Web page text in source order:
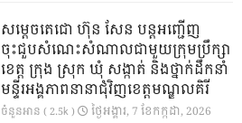
សម្តេចតេជោ ហ៊ុន សែន បន្តអញ្ជើញ
ចុះជួបសំណេះសំណាលជាមួយក្រុមប្រឹក្សា
ខេត្ត ក្រុង ស្រុក ឃុំ សង្កាត់ និងថ្នាក់ដឹកនាំ
មន្ទីរអង្គភាពនានាជុំវិញខេត្តមណ្ឌលគិរី
ចំនួនអាន ( 2.5k ) ថ្ងៃ​អង្គារ, 7 ខែ​កក្កដា, 2026